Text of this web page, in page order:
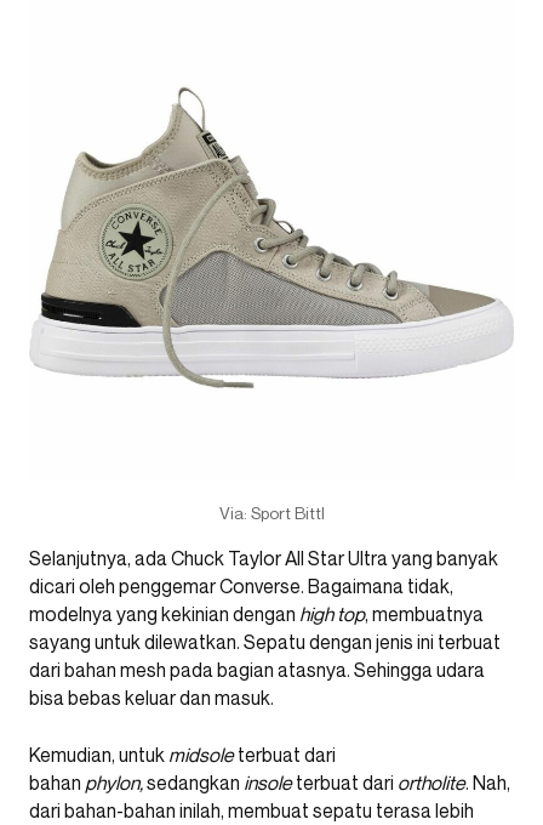
Via: Sport Bittl
Selanjutnya, ada Chuck Taylor All Star Ultra yang banyak
dicari oleh penggemar Converse. Bagaimana tidak,
modelnya yang kekinian dengan high top, membuatnya
sayang untuk dilewatkan. Sepatu dengan jenis ini terbuat
dari bahan mesh pada bagian atasnya. Sehingga udara
bisa bebas keluar dan masuk.
Kemudian, untuk midsoleterbuat dari
bahan phylon,sedangkan insoleterbuat dari ortholite. Nah,
dari bahan-bahan inilah, membuat sepatu terasa lebih